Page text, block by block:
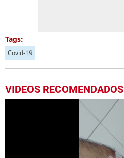
Tags:
Covid-19
VIDEOS RECOMENDADOS